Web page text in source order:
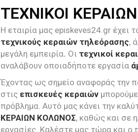
ΤΕΧΝΙΚΟΙ
Η εταιρία μας episkeves24.gr έχει
τεχνικούς κεραιών τηλεόρασης,
μεγάλη εμπειρία. Οι τεχνικοί
αναλάβουν οποιαδήποτε εργασία
Έχοντας ως σημείο αναφοράς την
στις επισκευές κεραιών
πρόβλημα. Αυτό μας κάνει την
ΚΕΡΑΙΩΝ ΚΟΛΩΝΟΣ, καθώς και σε
εργασίες. Καλέστε μας τώρα και ο